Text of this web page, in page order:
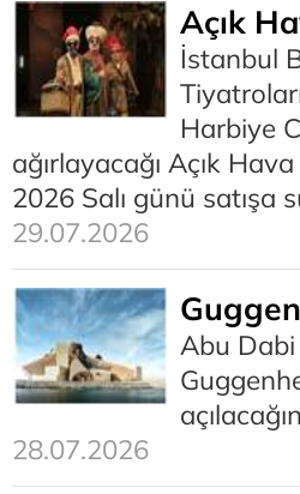
Açık
İstanbul
Harbiye
ağırlayacağı Açık
2026 Salı günü satışa
29.07.2026
Abu
28.07.2026